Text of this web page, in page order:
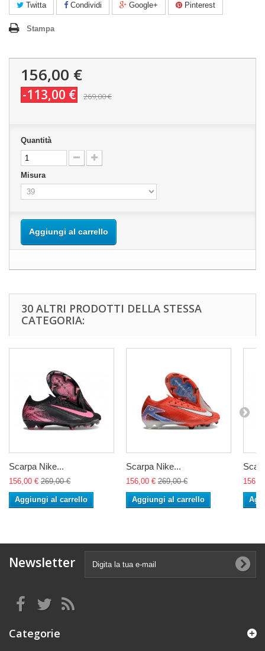
Twitta Condividi Google+ Pinterest
Stampa
156,00 €
-113,00 € 269,00 €
Quantità
Misura
Aggiungi al carrello
30 ALTRI PRODOTTI DELLA STESSA
CATEGORIA:
Scarpa Nike...
156,00 € 269,00 €
Aggiungi al carrello
Scarpa Nike...
156,00 € 269,00 €
Aggiungi al carrello
Newsletter
Categorie